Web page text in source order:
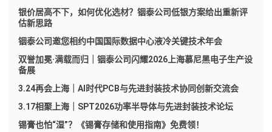
银价居高不下，如何优化选材？铟泰公司低银方案给出重新评
估新思路
铟泰公司邀您相约中国国际数据中心液冷关键技术年会
双誉加冕·满载而归｜铟泰公司闪耀2026上海慕尼黑电子生产设
备展
3.24再会上海｜AI时代PCB与先进封装技术协同创新交流会
3.17相聚上海｜SPT2026功率半导体与先进封装技术论坛
锡膏也怕“湿”？《锡膏存储和使用指南》免费领！